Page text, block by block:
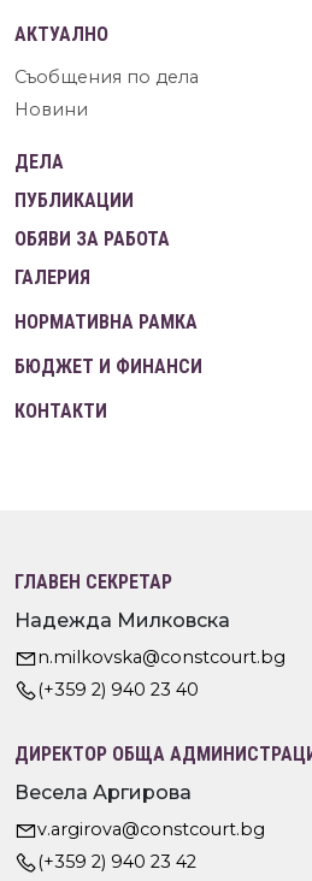
АКТУАЛНО
Съобщения по дела
Новини
ДЕЛА
ПУБЛИКАЦИИ
ОБЯВИ ЗА РАБОТА
ГАЛЕРИЯ
НОРМАТИВНА РАМКА
БЮДЖЕТ И ФИНАНСИ
КОНТАКТИ
ГЛАВЕН СЕКРЕТАР
Надежда Милковска
n.milkovska@constcourt.bg
(+359 2) 940 23 40
ДИРЕКТОР ОБЩА
Весела Аргирова
v.argirova@constcourt.bg
(+359 2) 940 23 42